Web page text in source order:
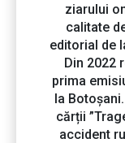
ziarului
calitate
editorial de
Din 2022
prima
la
cărții
accident